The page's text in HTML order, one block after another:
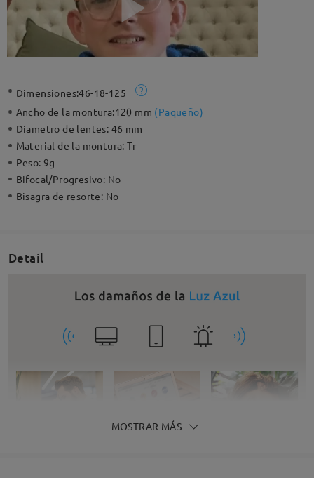
Dimensiones:46-18-125
Ancho de la montura:120 mm (Paqueño)
Diametro de lentes: 46 mm
Material de la montura:Tr
Peso: 9g
Bifocal/Progresivo: No
Bisagra de resorte: No
Detail
MOSTRAR MÁS